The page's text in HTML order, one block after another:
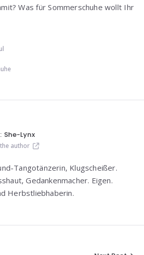
Was für Sommerschuhe wollt Ihr
She-Lynx
author
Tangotänzerin, Klugscheißer.
Gedankenmacher. Eigen.
Herbstliebhaberin.